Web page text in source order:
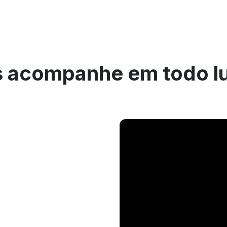
acompanhe em todo